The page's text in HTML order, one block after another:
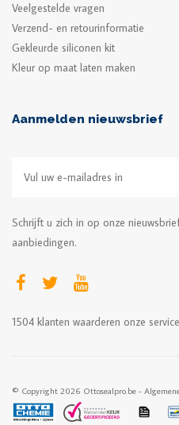
Veelgestelde vragen
Verzend- en retourinformatie
Gekleurde siliconen kit
Kleur op maat laten maken
Aanmelden nieuwsbrief
Schrijft u zich in op onze
aanbiedingen.
1504 klanten waarderen onze
© Copyright 2026 Ottosealpro.be -